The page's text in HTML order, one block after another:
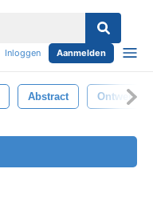
Inloggen Aanmelden
Abstract Ontwerp